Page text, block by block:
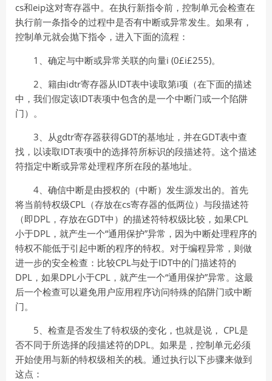
cs和eip这对寄存器中。在执行新指令前，控制单元会检查在
执行前一条指令的过程中是否有中断或异常发生。如果有，
控制单元就会抛下指令，进入下面的流程：
1、确定与中断或异常关联的向量i (0£i£255)。
2、籍由idtr寄存器从IDT表中读取第i项（在下面的描述
中，我们假定该IDT表项中包含的是一个中断门或一个陷阱
门）。
3、从gdtr寄存器获得GDT的基地址，并在GDT表中查
找，以读取IDT表项中的选择符所标识的段描述符。这个描述
符指定中断或异常处理程序所在段的基地址。
4、确信中断是由授权的（中断）发生源发出的。首先
将当前特权级CPL（存放在cs寄存器的低两位）与段描述符
（即DPL，存放在GDT中）的描述符特权级比较，如果CPL
小于DPL，就产生一个“通用保护”异常，因为中断处理程序的
特权不能低于引起中断的程序的特权。对于编程异常，则做
进一步的安全检查：比较CPL与处于IDT中的门描述符的
DPL，如果DPL小于CPL，就产生一个“通用保护”异常。这最
后一个检查可以避免用户应用程序访问特殊的陷阱门或中断
门。
5、检查是否发生了特权级的变化，也就是说， CPL是
否不同于所选择的段描述符的DPL。如果是，控制单元必须
开始使用与新的特权级相关的栈。通过执行以下步骤来做到
这点：